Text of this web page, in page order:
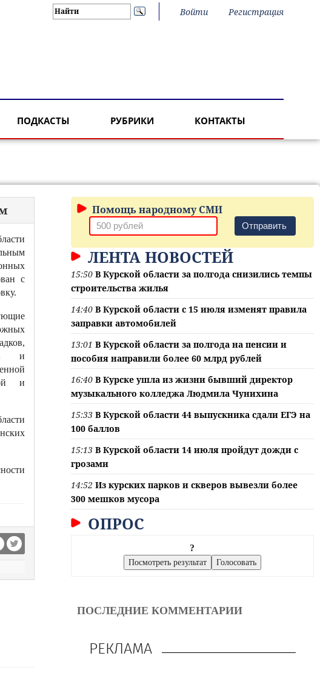
Войти Регистрация
ПОДКАСТЫ РУБРИКИ КОНТАКТЫ
с
и
и
Помощь народному СМИ
Отправить
ЛЕНТА НОВОСТЕЙ
15:50 В Курской области за полгода снизились темпы
строительства жилья
14:40 В Курской области с 15 июля изменят правила
заправки автомобилей
13:01 В Курской области за полгода на пенсии и
пособия направили более 60 млрд рублей
16:40 В Курске ушла из жизни бывший директор
музыкального колледжа Людмила Чунихина
15:33 В Курской области 44 выпускника сдали ЕГЭ на
100 баллов
15:13 В Курской области 14 июля пройдут дожди с
грозами
14:52 Из курских парков и скверов вывезли более
300 мешков мусора
ОПРОС
?
ПОСЛЕДНИЕ КОММЕНТАРИИ
РЕКЛАМА